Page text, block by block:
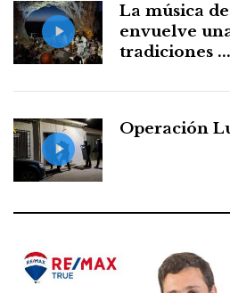
La música
envuelve
tradiciones ...
Operación